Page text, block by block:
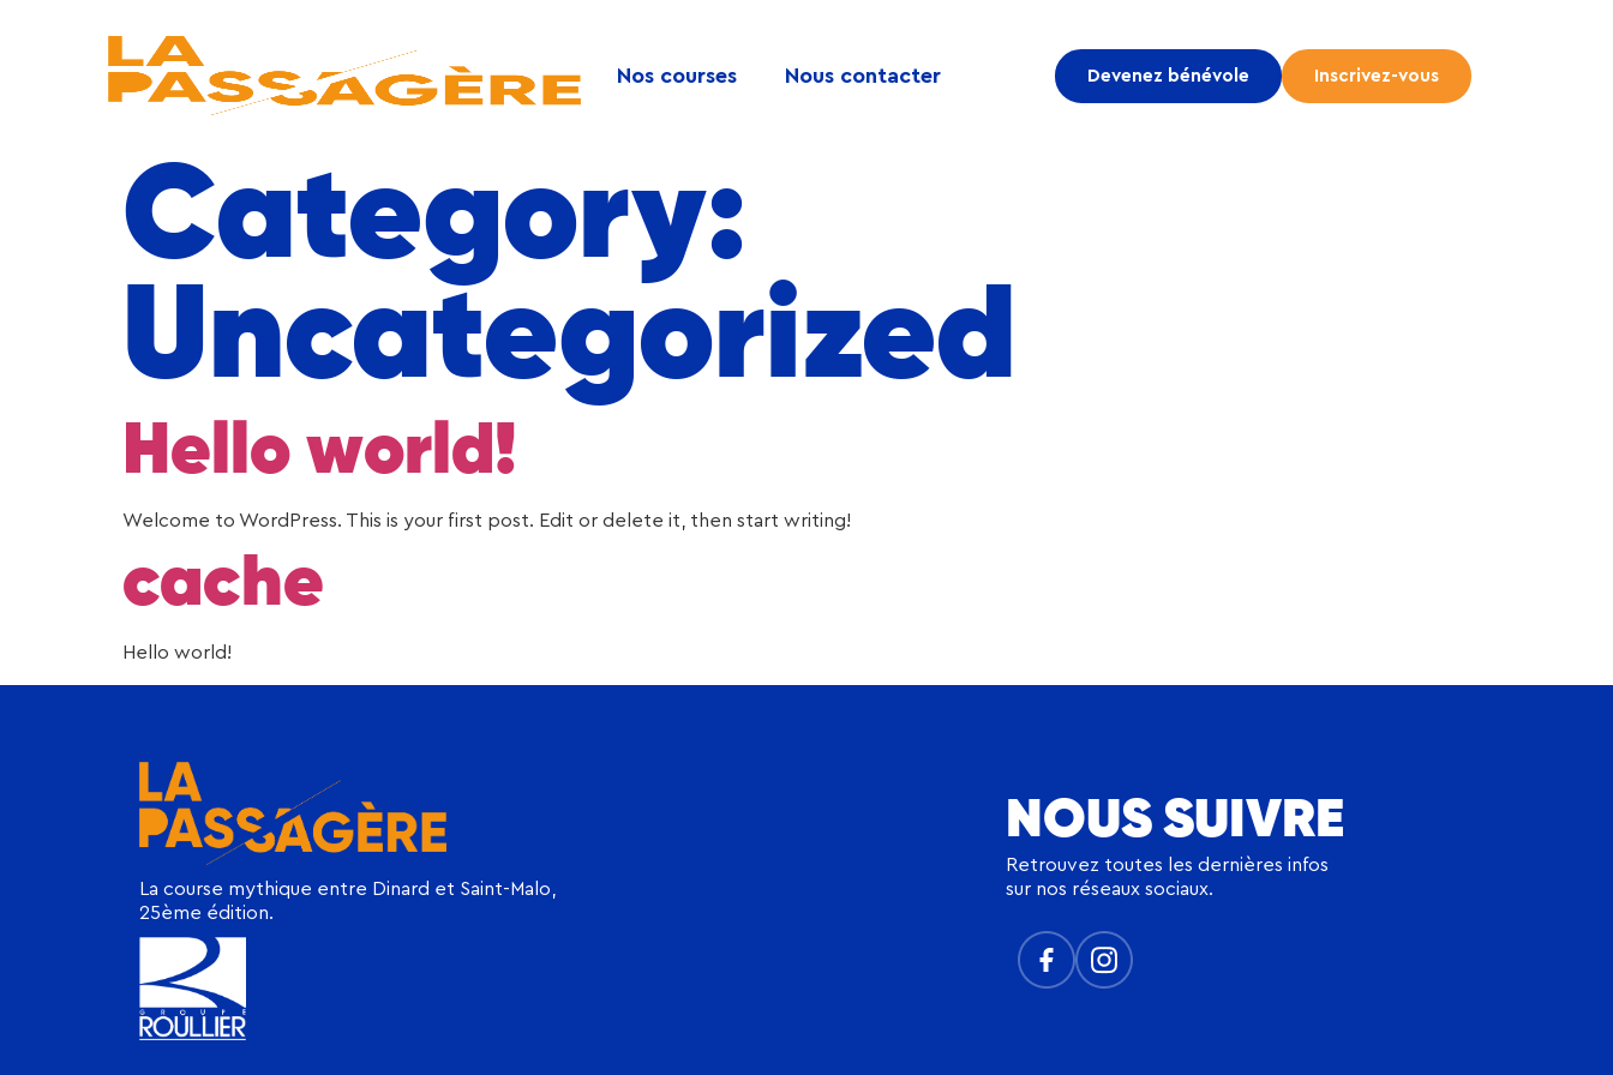
Nos courses Nous contacter Devenez bénévole Inscrivez-vous
Category:
Uncategorized
Hello world!
Welcome to WordPress. This is your first post. Edit or delete it, then start writing!
cache
Hello world!
La course mythique entre Dinard et Saint-Malo,
25ème édition.
NOUS SUIVRE
Retrouvez toutes les dernières infos
sur nos réseaux sociaux.